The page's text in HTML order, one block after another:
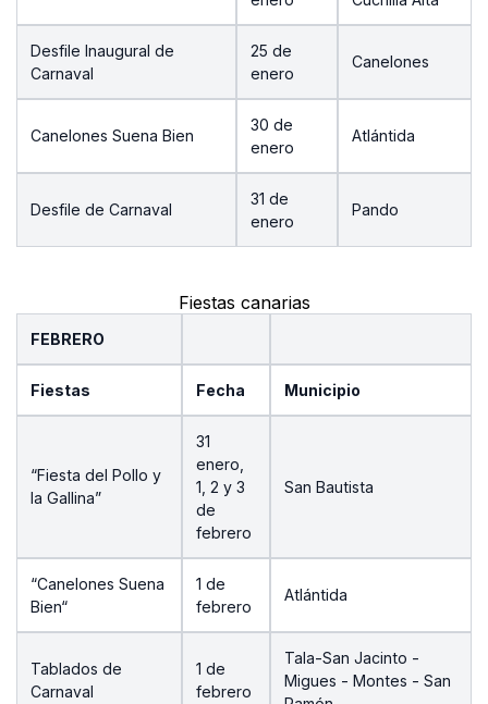
Desfile Inaugural de
Carnaval
25 de
enero
Canelones
Canelones Suena Bien
30 de
enero
Atlántida
Desfile de Carnaval
31 de
enero
Pando
Fiestas canarias
FEBRERO
Fiestas Fecha Municipio
“Fiesta del Pollo y
la Gallina”
31
enero,
1, 2 y 3
de
febrero
San Bautista
“Canelones Suena
Bien“
1 de
febrero
Atlántida
Tablados de
Carnaval
1 de
febrero
Tala-San Jacinto -
Migues - Montes - San